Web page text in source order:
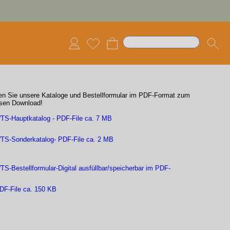
Sie unsere Kataloge und Bestellformular im PDF-Format zum
Download!
Hauptkatalog - PDF-File ca. 7 MB
Sonderkatalog- PDF-File ca. 2 MB
Bestellformular-Digital ausfüllbar/speicherbar im PDF-
File ca. 150 KB